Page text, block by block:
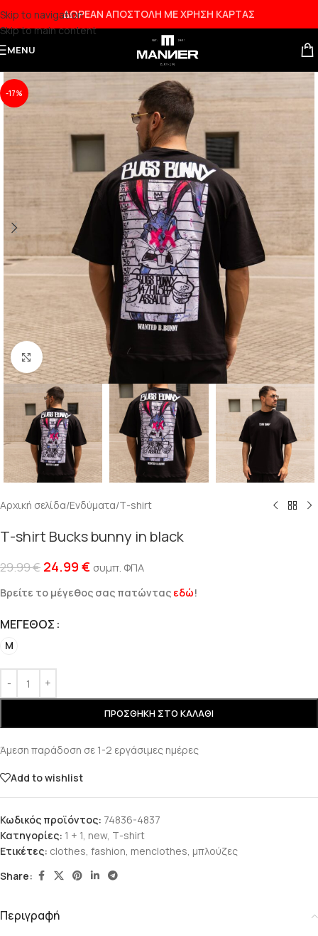
Skip to navigation
Skip to main content
ΔΩΡΕΑΝ ΑΠΟΣΤΟΛΗ ΜΕ ΧΡΗΣΗ ΚΑΡΤΑΣ
MENU
-17%
Click to enlarge
Αρχική σελίδα/Ενδύματα/Τ-shirt
Τ-shirt Bucks bunny in black
29.99€ 24.99 € συμπ. ΦΠΑ
Βρείτε το μέγεθος σας πατώντας εδώ!
ΜΈΓΕΘΟΣ
M
ΠΡΟΣΘΉΚΗ ΣΤΟ ΚΑΛΆΘΙ
Άμεση παράδοση σε 1-2 εργάσιμες ημέρες
Add to wishlist
Κωδικός προϊόντος: 74836-4837
Κατηγορίες: 1 + 1, new, Τ-shirt
Ετικέτες: clothes, fashion, menclothes, μπλούζες
Share:
Περιγραφή